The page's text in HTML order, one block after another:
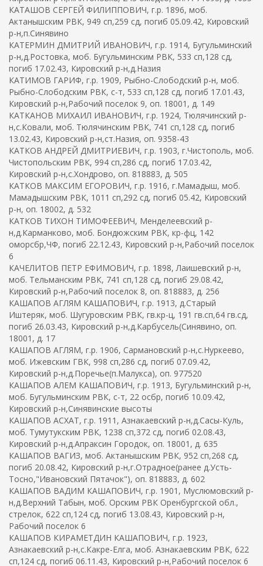
КАТАШОВ СЕРГЕЙ ФИЛИППОВИЧ, г.р. 1896, моб.
Актанышским РВК, 949 сп,259 сд, погиб 05.09.42, Кировский
р-н,п.Синявино
КАТЕРМИН ДМИТРИЙ ИВАНОВИЧ, г.р. 1914, Бугульминский
р-н,д.Ростовка, моб. Бугульминским РВК, 533 сп,128 сд,
погиб 17.02.43, Кировский р-н,д.Назия
КАТИМОВ ГАРИФ, г.р. 1909, Рыбно-Слободский р-н, моб.
Рыбно-Слободским РВК, с-т, 533 сп,128 сд, погиб 17.01.43,
Кировский р-н,Рабочий поселок 9, оп. 18001, д. 149
КАТКАНОВ МИХАИЛ ИВАНОВИЧ, г.р. 1924, Тюлячинский р-
н,с.Ковали, моб. Тюлячинским РВК, 741 сп,128 сд, погиб
13.02.43, Кировский р-н,ст.Назия, оп. 9358-43
КАТКОВ АНДРЕЙ ДМИТРИЕВИЧ, г.р. 1903, г.Чистополь, моб.
Чистопольским РВК, 994 сп,286 сд, погиб 17.03.42,
Кировский р-н,с.Хондрово, оп. 818883, д. 505
КАТКОВ МАКСИМ ЕГОРОВИЧ, г.р. 1916, г.Мамадыш, моб.
Мамадышским РВК, 1011 сп,292 сд, погиб 05.42, Кировский
р-н, оп. 18002, д. 532
КАТКОВ ТИХОН ТИМОФЕЕВИЧ, Менделеевский р-
н,д.Карманково, моб. Бондюжским РВК, кр-фц, 142
оморсбр,ЧФ, погиб 22.12.43, Кировский р-н,Рабочий поселок
6
КАЧЕЛИТОВ ПЕТР ЕФИМОВИЧ, г.р. 1898, Лаишевский р-н,
моб. Тельманским РВК, 741 сп,128 сд, погиб 29.08.42,
Кировский р-н,Рабочий поселок 8, оп. 818883, д. 256
КАШАПОВ АГЛЯМ КАШАПОВИЧ, г.р. 1913, д.Старый
Иштеряк, моб. Шугуровским РВК, гв.кр-ц, 191 гв.сп,64 гв.сд,
погиб 26.03.43, Кировский р-н,д.Карбусель(Синявино, оп.
18001, д. 17
КАШАПОВ АГЛЯМ, г.р. 1906, Сармановский р-н,с.Нуркеево,
моб. Ижевским ГВК, 998 сп,286 сд, погиб 07.09.42,
Кировский р-н,д.Поречье(п.Малукса), оп. 977520
КАШАПОВ АЛЕМ КАШАПОВИЧ, г.р. 1913, Бугульминский р-н,
моб. Бугульминским РВК, с-т, 22 осбр, погиб 10.09.42,
Кировский р-н,Синявинские высоты
КАШАПОВ АСХАТ, г.р. 1911, Азнакаевский р-н,д.Сасы-Куль,
моб. Тумутукским РВК, 1238 сп,372 сд, погиб 02.08.43,
Кировский р-н,д.Апраксин Городок, оп. 18001, д. 635
КАШАПОВ ВАГИЗ, моб. Актанышским РВК, 952 сп,268 сд,
погиб 20.08.42, Кировский р-н,г.Отрадное(ранее д.Усть-
Тосно,"Ивановский Пятачок"), оп. 818883, д. 602
КАШАПОВ ВАДИМ КАШАПОВИЧ, г.р. 1901, Муслюмовский р-
н,д.Верхний Табын, моб. Орским РВК Оренбургской обл.,
стрелок, 622 сп,124 сд, погиб 13.08.43, Кировский р-н,
Рабочий поселок 6
КАШАПОВ КИРАМЕТДИН КАШАПОВИЧ, г.р. 1923,
Азнакаевский р-н,с.Какре-Елга, моб. Азнакаевским РВК, 622
сп,124 сд, погиб 06.11.43, Кировский р-н,Рабочий поселок 6